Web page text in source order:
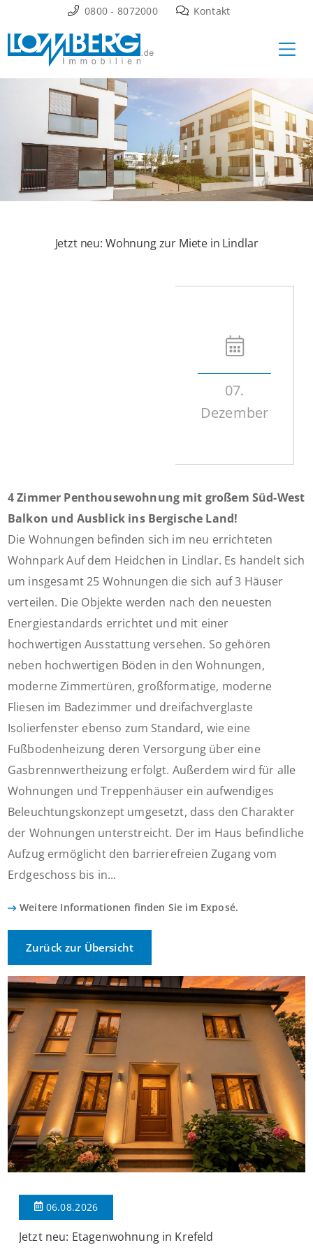
Inhalt
springen
0800 - 8072000 Kontakt
Jetzt neu: Wohnung zur Miete in Lindlar
07.
Dezember
4 Zimmer Penthousewohnung mit großem Süd-West
Balkon und Ausblick ins Bergische Land!
Die Wohnungen befinden sich im neu errichteten
Wohnpark Auf dem Heidchen in Lindlar. Es handelt sich
um insgesamt 25 Wohnungen die sich auf 3 Häuser
verteilen. Die Objekte werden nach den neuesten
Energiestandards errichtet und mit einer
hochwertigen Ausstattung versehen. So gehören
neben hochwertigen Böden in den Wohnungen,
moderne Zimmertüren, großformatige, moderne
Fliesen im Badezimmer und dreifachverglaste
Isolierfenster ebenso zum Standard, wie eine
Fußbodenheizung deren Versorgung über eine
Gasbrennwertheizung erfolgt. Außerdem wird für alle
Wohnungen und Treppenhäuser ein aufwendiges
Beleuchtungskonzept umgesetzt, dass den Charakter
der Wohnungen unterstreicht. Der im Haus befindliche
Aufzug ermöglicht den barrierefreien Zugang vom
Erdgeschoss bis in...
Weitere Informationen finden Sie im Exposé.
Zurück zur Übersicht
06.08.2026
Jetzt neu: Etagenwohnung in Krefeld